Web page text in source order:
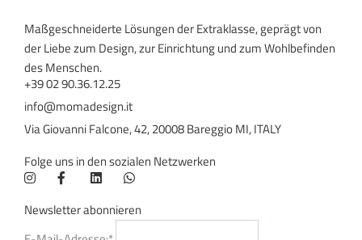
Maßgeschneiderte Lösungen der Extraklasse, geprägt von
der Liebe zum Design, zur Einrichtung und zum Wohlbefinden
des Menschen.
+39 02 90.36.12.25
info@momadesign.it
Via Giovanni Falcone, 42, 20008 Bareggio MI, ITALY
Folge uns in den sozialen Netzwerken
Newsletter abonnieren